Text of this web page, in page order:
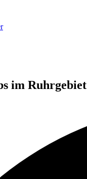
im Ruhrgebiet